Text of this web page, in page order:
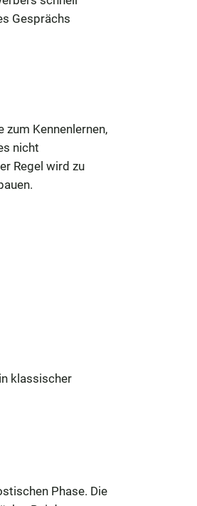
Gesprächs
Kennenlernen,
nicht
Regel wird zu
klassischer
Phase. Die